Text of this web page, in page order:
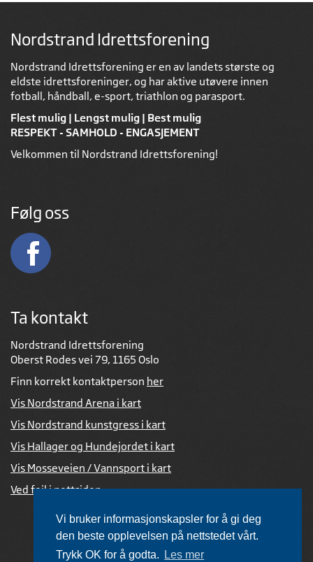
Vi bruker informasjonskapsler for å gi deg
den beste opplevelsen på nettstedet vårt.
Trykk OK for å godta.
Les mer
Nordstrand Idrettsforening
Nordstrand Idrettsforening er en av landets største og
eldste idrettsforeninger, og har aktive utøvere innen
fotball, håndball, e-sport, triathlon og parasport.
Flest mulig | Lengst mulig | Best mulig
RESPEKT - SAMHOLD - ENGASJEMENT
Velkommen til Nordstrand Idrettsforening!
Følg oss
Ta kontakt
Nordstrand Idrettsforening
Oberst Rodes vei 79, 1165 Oslo
Finn korrekt kontaktperson her
Vis Nordstrand Arena i kart
Vis Nordstrand kunstgress i kart
Vis Hallager og Hundejordet i kart
Vis Mosseveien / Vannsport i kart
Ved feil i nettsiden